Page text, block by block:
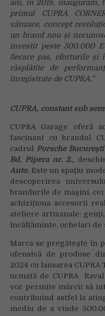
ani, în 2018, inauguram,
primul CUPRA
vânzare, concept
un brand nou și
investit peste 500.000
fiecare pas, eforturile și
răsplătite de
înregistrate de CUPRA.”
CUPRA, constant sub
CUPRA Garage oferă
fascinant cu brandul
cadrul Porsche
Bd. Pipera nr. 2.,
Auto. Este un spațiu
descoperirea
brandurile de mașini,
achiziționa accesorii
ateliere artizanale:
încălțăminte, ochelari de
Marca se pregătește în
ofensivă de produse
2024 cu lansarea CUPRA
urmată de CUPRA
vor permite mărcii să
contribuind astfel la
mediu de a vinde